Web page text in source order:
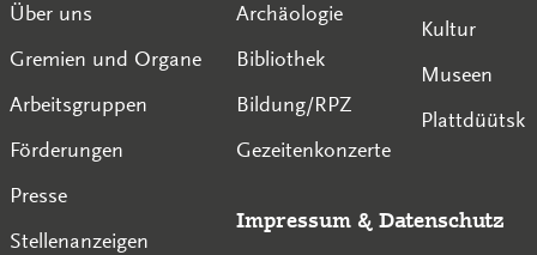
Über uns
Gremien und Organe
Arbeitsgruppen
Förderungen
Presse
Stellenanzeigen
Archäologie
Bibliothek
Bildung/RPZ
Gezeitenkonzerte
Kultur
Museen
Plattdüütsk
Impressum & Datenschutz